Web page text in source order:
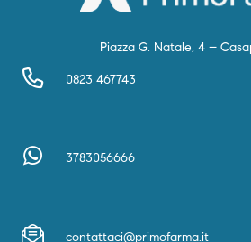
Piazza G. Natale, 4 –
0823 467743
3783056666
contattaci@primofarma.it